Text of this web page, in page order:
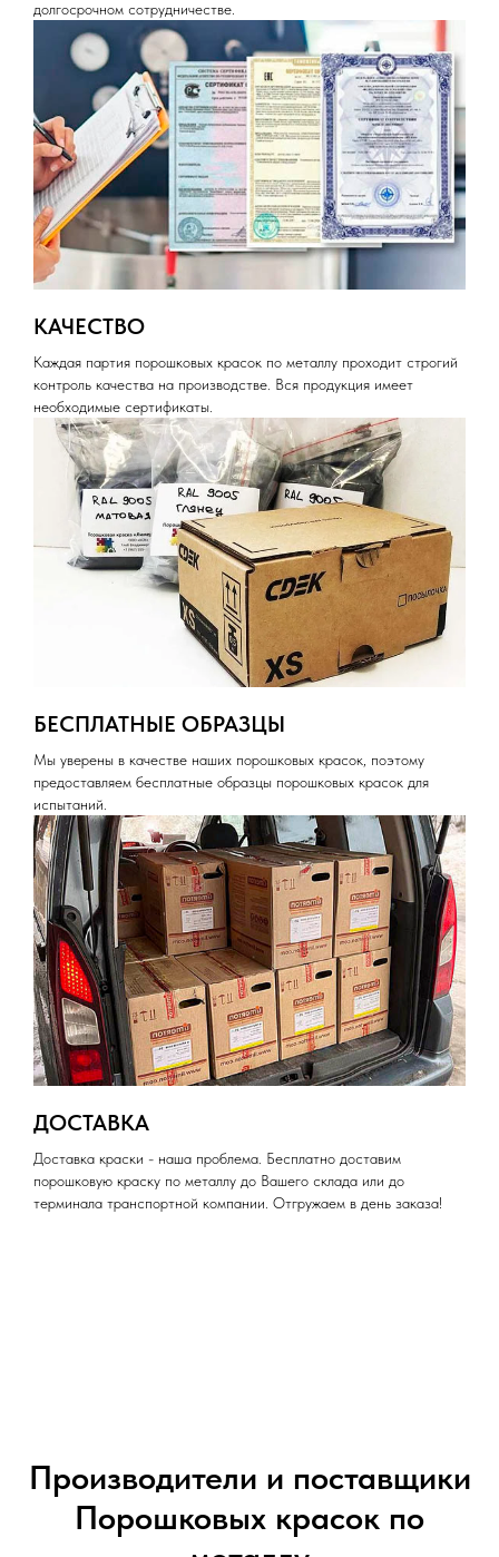
долгосрочном сотрудничестве.
КАЧЕСТВО
Каждая партия порошковых красок по металлу проходит строгий
контроль качества на производстве. Вся продукция имеет
необходимые сертификаты.
БЕСПЛАТНЫЕ ОБРАЗЦЫ
Мы уверены в качестве наших порошковых красок, поэтому
предоставляем бесплатные образцы порошковых красок для
испытаний.
ДОСТАВКА
Доставка краски - наша проблема. Бесплатно доставим
порошковую краску по металлу до Вашего склада или до
терминала транспортной компании. Отгружаем в день заказа!
Производители и поставщики
Порошковых красок по